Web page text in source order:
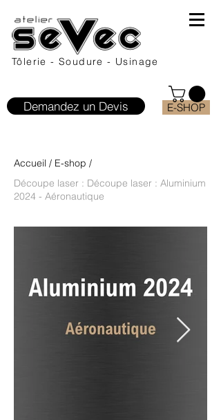
Tôlerie - Soudure - Usinage
E-SHOP
Demandez un Devis
Accueil / E-shop /
Découpe laser : Découpe laser : Aluminium
2024 - Aéronautique